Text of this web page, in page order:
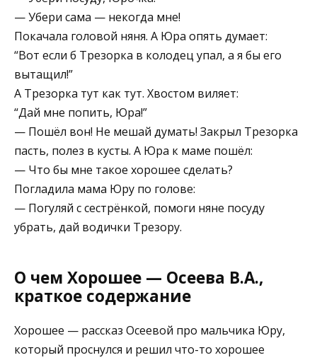
— Убери сама — некогда мне!
Покачала головой няня. А Юра опять думает:
“Вот если б Трезорка в колодец упал, а я бы его
вытащил!”
А Трезорка тут как тут. Хвостом виляет:
“Дай мне попить, Юра!”
— Пошёл вон! Не мешай думать! Закрыл Трезорка
пасть, полез в кусты. А Юра к маме пошёл:
— Что бы мне такое хорошее сделать?
Погладила мама Юру по голове:
— Погуляй с сестрёнкой, помоги няне посуду
убрать, дай водички Трезору.
О чем Хорошее — Осеева В.А.,
краткое содержание
Хорошее — рассказ Осеевой про мальчика Юру,
который проснулся и решил что-то хорошее